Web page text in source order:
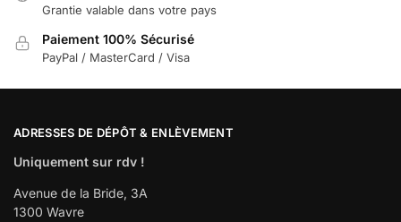
Grantie valable dans votre pays
Paiement 100% Sécurisé
PayPal / MasterCard / Visa
ADRESSES DE DÉPÔT & ENLÈVEMENT
Uniquement sur rdv !
Avenue de la Bride, 3A
1300 Wavre